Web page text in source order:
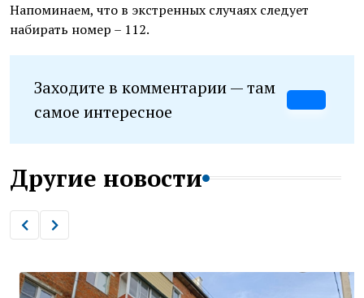
Напоминаем, что в экстренных случаях следует
набирать номер – 112.
Заходите в комментарии — там
самое интересное
Другие новости